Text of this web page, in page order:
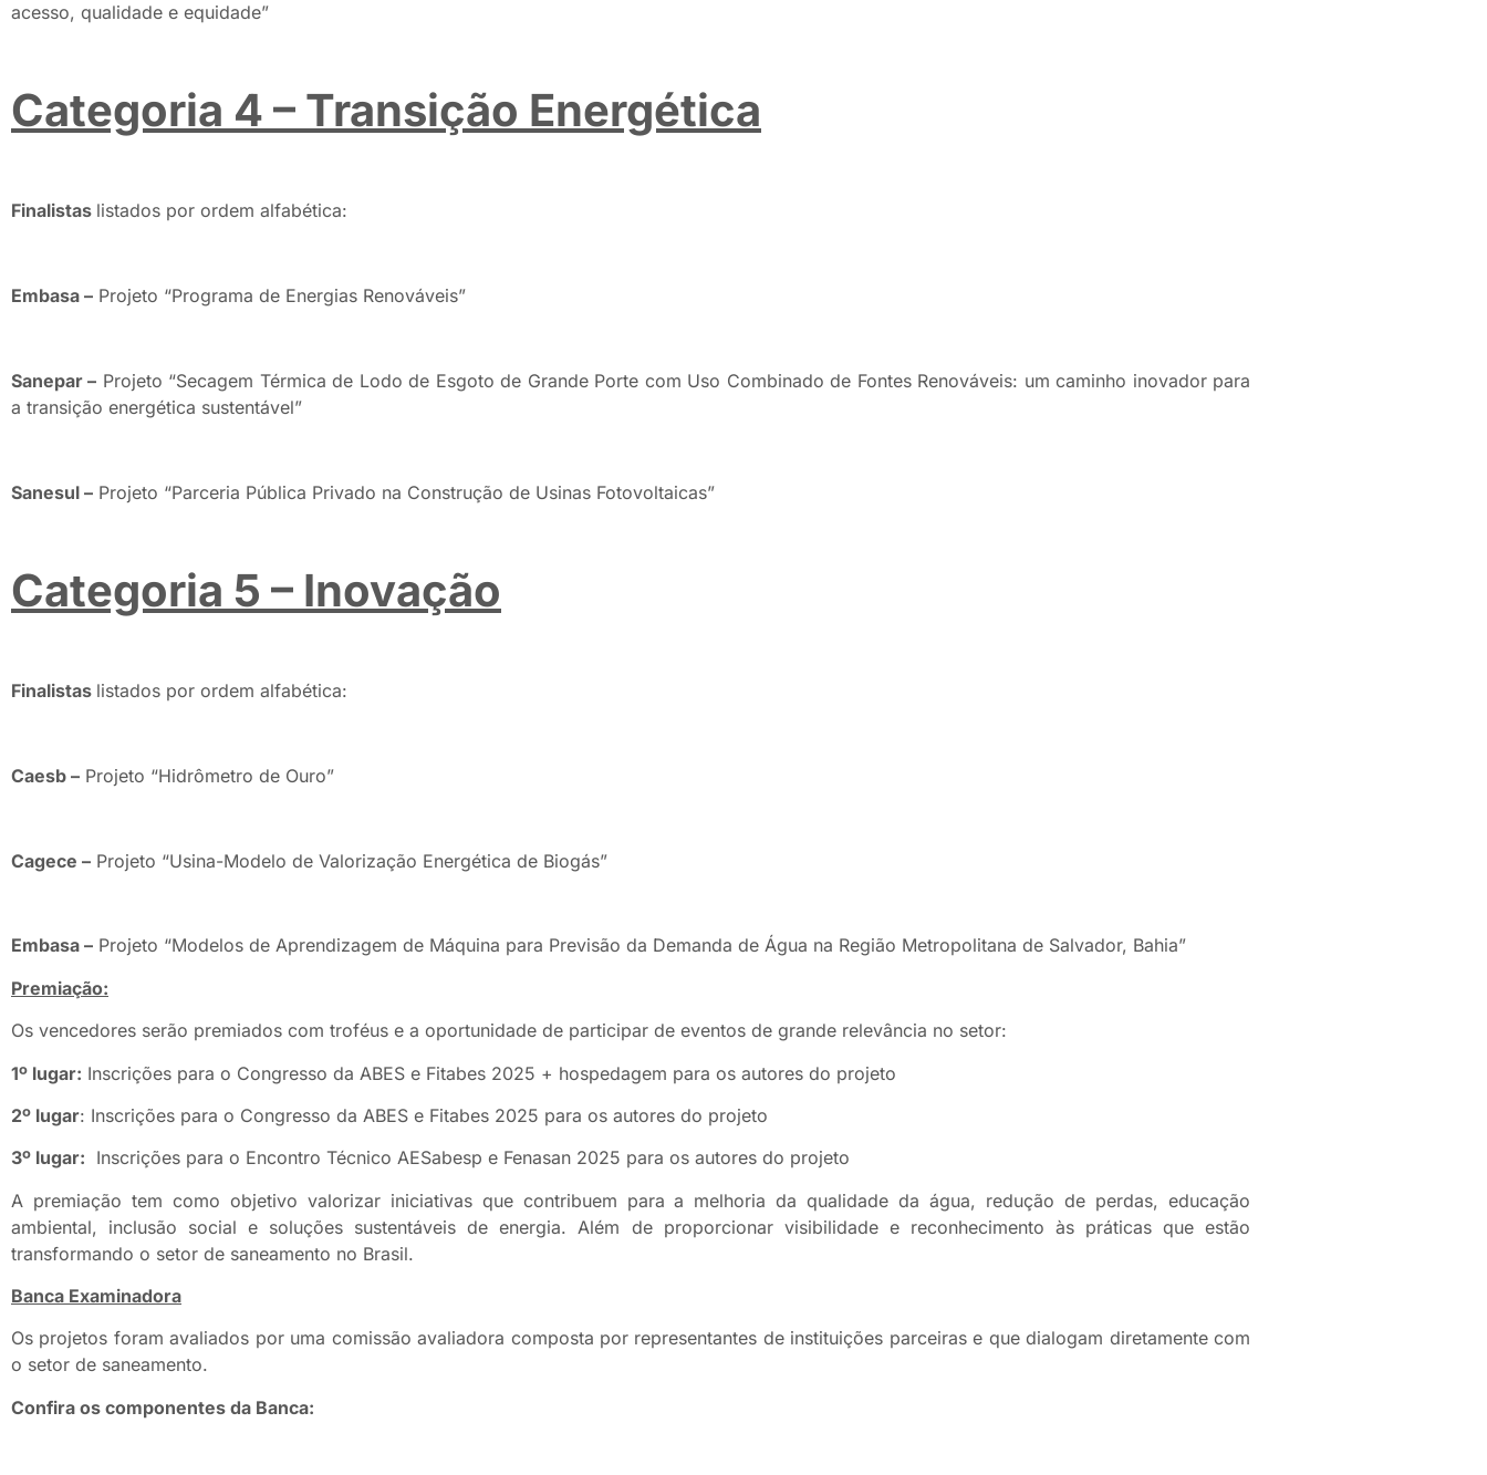
acesso, qualidade e equidade”
Categoria 4 – Transição Energética
Finalistas listados por ordem alfabética:
Embasa – Projeto “Programa de Energias Renováveis”
Sanepar – Projeto “Secagem Térmica de Lodo de Esgoto de Grande Porte com Uso Combinado de Fontes Renováveis: um caminho inovador para
a transição energética sustentável”
Sanesul – Projeto “Parceria Pública Privado na Construção de Usinas Fotovoltaicas”
Categoria 5 – Inovação
Finalistas listados por ordem alfabética:
Caesb – Projeto “Hidrômetro de Ouro”
Cagece – Projeto “Usina-Modelo de Valorização Energética de Biogás”
Embasa – Projeto “Modelos de Aprendizagem de Máquina para Previsão da Demanda de Água na Região Metropolitana de Salvador, Bahia”
Premiação:
Os vencedores serão premiados com troféus e a oportunidade de participar de eventos de grande relevância no setor:
1º lugar: Inscrições para o Congresso da ABES e Fitabes 2025 + hospedagem para os autores do projeto
2º lugar: Inscrições para o Congresso da ABES e Fitabes 2025 para os autores do projeto
3º lugar: Inscrições para o Encontro Técnico AESabesp e Fenasan 2025 para os autores do projeto
A premiação tem como objetivo valorizar iniciativas que contribuem para a melhoria da qualidade da água, redução de perdas, educação
ambiental, inclusão social e soluções sustentáveis de energia. Além de proporcionar visibilidade e reconhecimento às práticas que estão
transformando o setor de saneamento no Brasil.
Banca Examinadora
Os projetos foram avaliados por uma comissão avaliadora composta por representantes de instituições parceiras e que dialogam diretamente com
o setor de saneamento.
Confira os componentes da Banca: